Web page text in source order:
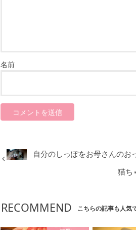
名前
自分のしっぽをお母さんのお
猫ち
RECOMMEND こちらの記事も人気